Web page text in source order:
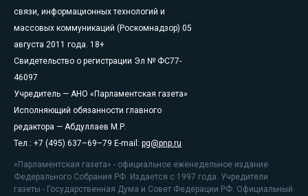
связи, информационных технологий и
массовых коммуникаций (Роскомнадзор) 05
августа 2011 года. 18+
Свидетельство о регистрации Эл № ФС77-
46097
Учредитель — АНО «Парламентская газета»
Исполняющий обязанности главного
редактора — Абдуллаев М.Р.
Тел.: +7 (495) 637–69–79 E-mail: pg@pnp.ru
«Парламентская газета» - официальное еженедельное издание
Федерального Собрания РФ. Издается с 1997 года. Учредители
газеты - Государственная Дума и Совет Федерации РФ. Официальный